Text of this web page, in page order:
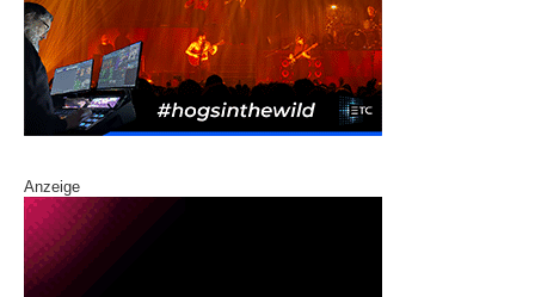
Anzeige